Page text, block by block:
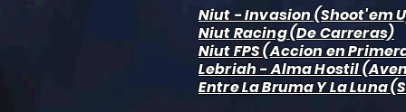
Niut - Invasion (Shoot'em
Niut Racing (De Carreras)
Niut FPS (Accion en
Lebriah - Alma Hostil
Entre La Bruma Y La Luna